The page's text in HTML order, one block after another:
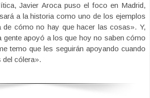
Javier Aroca puso el foco en Madrid,
a la historia como uno de los ejemplos
de cómo no hay que hacer las cosas». Y,
gente apoyó a los que hoy no saben cómo
temo que les seguirán apoyando cuando
del cólera».